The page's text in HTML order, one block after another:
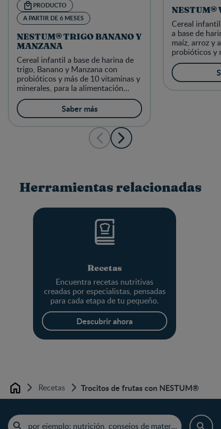
PRODUCTO
A PARTIR DE 6 MESES
NESTUM® TRIGO BANANO Y
MANZANA
Cereal infantil a base de harina de
trigo, Banano y Manzana con
probióticos y más de 10 vitaminas y
minerales, para la alimentación
complementaria de los niños a
partir de 6 mesesSaber más
NESTUM®
Cereal
a base de
maíz, arroz y
probióticos y
minerales,
partir de 12
Herramientas relacionadas
Recetas
Encuentra recetas nutritivas
creadas por especialistas, pensadas
para cada etapa de tu pequeño.
Descubrir ahora
Home Recetas Trocitos de frutas con NESTUM®